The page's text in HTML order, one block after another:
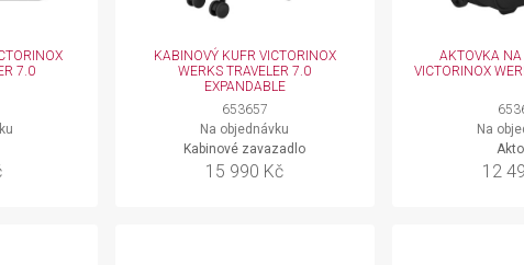
7.0
KABINOVÝ KUFR VICTORINOX
WERKS TRAVELER 7.0
EXPANDABLE
653657
Na objednávku
Kabinové zavazadlo
15 990 Kč
AKTOVKA
VICTORINOX
Na
12